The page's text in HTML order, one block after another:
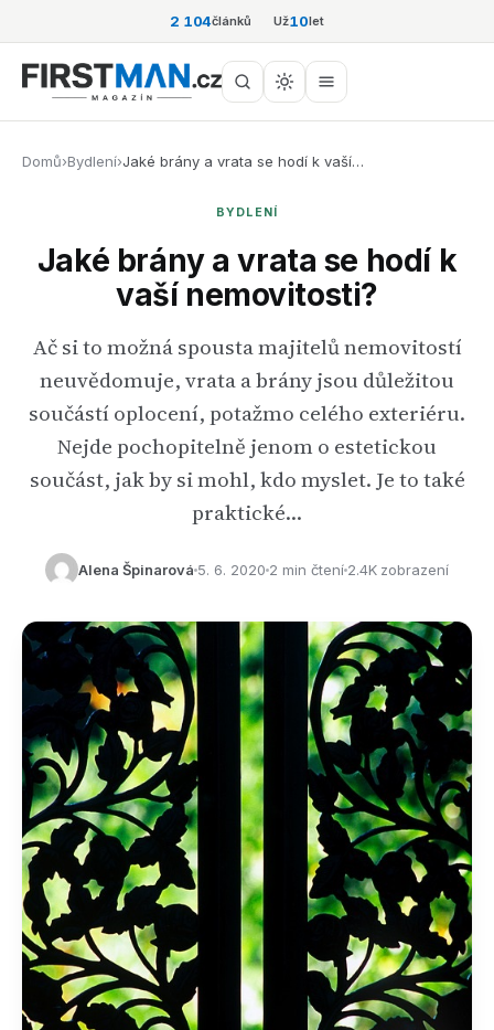
2 104článků Už10let
Domů›Bydlení›Jaké brány a vrata se hodí k vaší…
BYDLENÍ
Jaké brány a vrata se hodí k
vaší nemovitosti?
Ač si to možná spousta majitelů nemovitostí
neuvědomuje, vrata a brány jsou důležitou
součástí oplocení, potažmo celého exteriéru.
Nejde pochopitelně jenom o estetickou
součást, jak by si mohl, kdo myslet. Je to také
praktické…
Alena Špinarová 5. 6. 2020 2 min čtení 2.4K zobrazení